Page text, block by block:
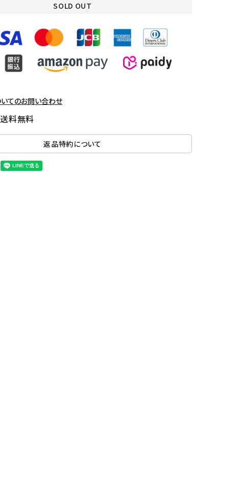
SOLD OUT
てのお問い合わせ
料無料
返品特約について